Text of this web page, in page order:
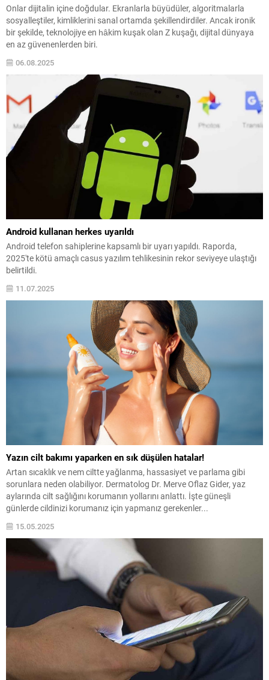
Onlar dijitalin içine doğdular. Ekranlarla büyüdüler, algoritmalarla
sosyalleştiler, kimliklerini sanal ortamda şekillendirdiler. Ancak ironik
bir şekilde, teknolojiye en hâkim kuşak olan Z kuşağı, dijital dünyaya
en az güvenenlerden biri.
06.08.2025
Android kullanan herkes uyarıldı
Android telefon sahiplerine kapsamlı bir uyarı yapıldı. Raporda,
2025'te kötü amaçlı casus yazılım tehlikesinin rekor seviyeye ulaştığı
belirtildi.
11.07.2025
Yazın cilt bakımı yaparken en sık düşülen hatalar!
Artan sıcaklık ve nem ciltte yağlanma, hassasiyet ve parlama gibi
sorunlara neden olabiliyor. Dermatolog Dr. Merve Oflaz Gider, yaz
aylarında cilt sağlığını korumanın yollarını anlattı. İşte güneşli
günlerde cildinizi korumanız için yapmanız gerekenler...
15.05.2025